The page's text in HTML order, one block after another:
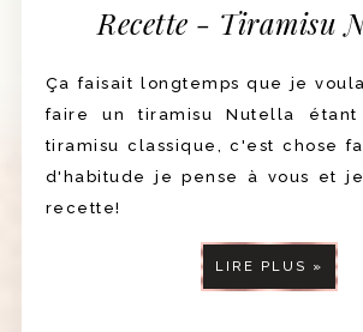
Recette - Tiramisu
Ça faisait longtemps que je
faire un tiramisu Nutella
tiramisu classique, c'est chose
d'habitude je pense à vous et
recette!
LIRE PLUS »